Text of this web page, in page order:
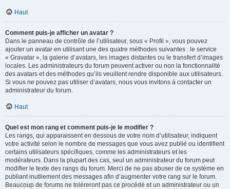
Haut
Comment puis-je afficher un avatar ?
Dans le panneau de contrôle de l’utilisateur, sous « Profil », vous pouvez
ajouter un avatar en utilisant une des quatre méthodes suivantes : le service
« Gravatar », la galerie d’avatars, les images distantes ou le transfert d’images
locales. Les administrateurs du forum peuvent activer ou non la fonctionnalité
des avatars et des méthodes qu’ils veuillent rendre disponible aux utilisateurs.
Si vous ne pouvez pas utiliser d’avatars, nous vous invitons à contacter un
administrateur du forum.
Haut
Quel est mon rang et comment puis-je le modifier ?
Les rangs, qui apparaissent en dessous de votre nom d’utilisateur, indiquent
votre activité selon le nombre de messages que vous avez publié ou identifient
certains utilisateurs spécifiques, comme les administrateurs et les
modérateurs. Dans la plupart des cas, seul un administrateur du forum peut
modifier le texte des rangs du forum. Merci de ne pas abuser de ce système en
publiant inutilement des messages afin d’augmenter votre rang sur le forum.
Beaucoup de forums ne toléreront pas ce procédé et un administrateur ou un